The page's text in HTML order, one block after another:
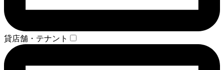
貸店舗・テナント